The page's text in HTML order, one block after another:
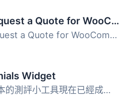
YITH Request a Quote for WooCommerce
YITH Request a Quote for WooCommerce 是一款強大的工具，能...
Widget
emium版本的測評小工具現在已經成為測試小工具插件的一部分，...